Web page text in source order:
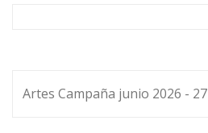
Artes Campaña junio 2026 - 27